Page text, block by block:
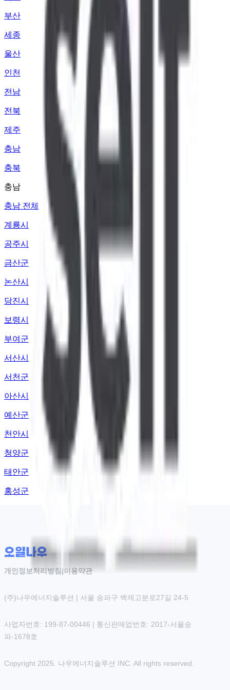
부산
세종
울산
인천
전남
전북
제주
충남
충북
충남
충남 전체
계룡시
공주시
금산군
논산시
당진시
보령시
부여군
서산시
서천군
아산시
예산군
천안시
청양군
태안군
홍성군
개인정보처리방침 |이용약관
(주)나우에너지솔루션 | 서울 송파구 백제고분로27길 24-5
사업자번호: 199-87-00446 | 통신판매업번호: 2017-서울송
파-1678호
Copyright 2025. 나우에너지솔루션 INC. All rights reserved.